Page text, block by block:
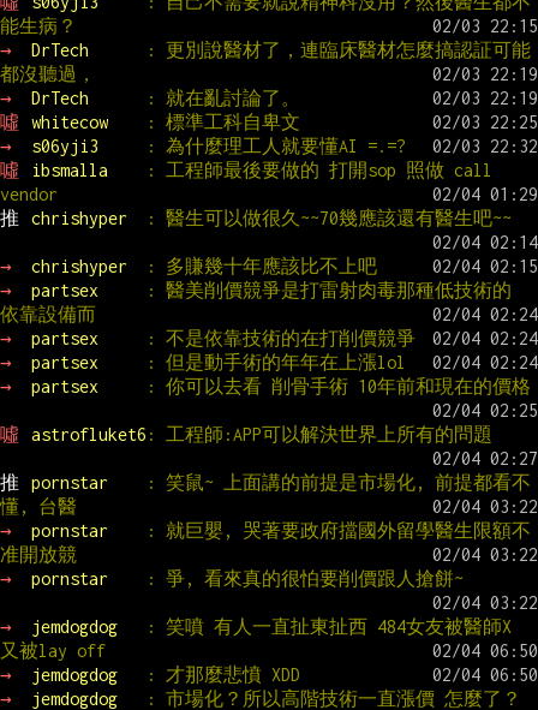
能生病？
→
DrTech
: 更別說醫材了，連臨床醫材怎麼搞認証可能
都沒聽過，
→
DrTech
: 就在亂討論了。
噓
whitecow
: 標準工科自卑文
→
s06yji3
: 為什麼理工人就要懂AI =.=?
噓
ibsmalla
: 工程師最後要做的 打開sop 照做 call
vendor
推
chrishyper : 醫生可以做很久~~70幾應該還有醫生吧~~
→ chrishyper
: 多賺幾十年應該比不上吧
→
partsex
: 醫美削價競爭是打雷射肉毒那種低技術的
依靠設備而
→
partsex
: 不是依靠技術的在打削價競爭
→
partsex
: 但是動手術的年年在上漲lol
→
partsex : 你可以去看 削骨手術 10年前和現在的價格
噓 astrofluket6 : 工程師:APP可以解決世界上所有的問題
推 pornstar
: 笑鼠~ 上面講的前提是市場化, 前提都看不
懂, 台醫
→
pornstar
: 就巨嬰, 哭著要政府擋國外留學醫生限額不
准開放競
→
pornstar : 爭, 看來真的很怕要削價跟人搶餅~
→ jemdogdog
: 笑噴 有人一直扯東扯西 484女友被醫師X
又被lay off
→
jemdogdog
: 才那麼悲憤 XDD
→
jemdogdog
: 市場化？所以高階技術一直漲價 怎麼了？